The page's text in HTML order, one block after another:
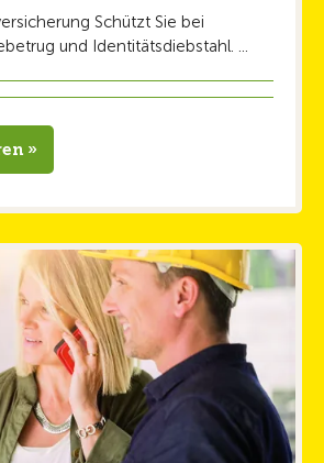
Schützt Sie bei
und Identitätsdiebstahl. ...
»